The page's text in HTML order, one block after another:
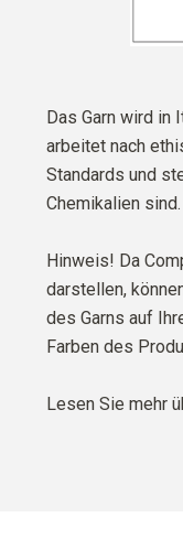
Das Garn wird in
arbeitet nach
Standards und
Chemikalien sind.
Hinweis! Da
darstellen,
des Garns auf
Farben des
Lesen Sie mehr